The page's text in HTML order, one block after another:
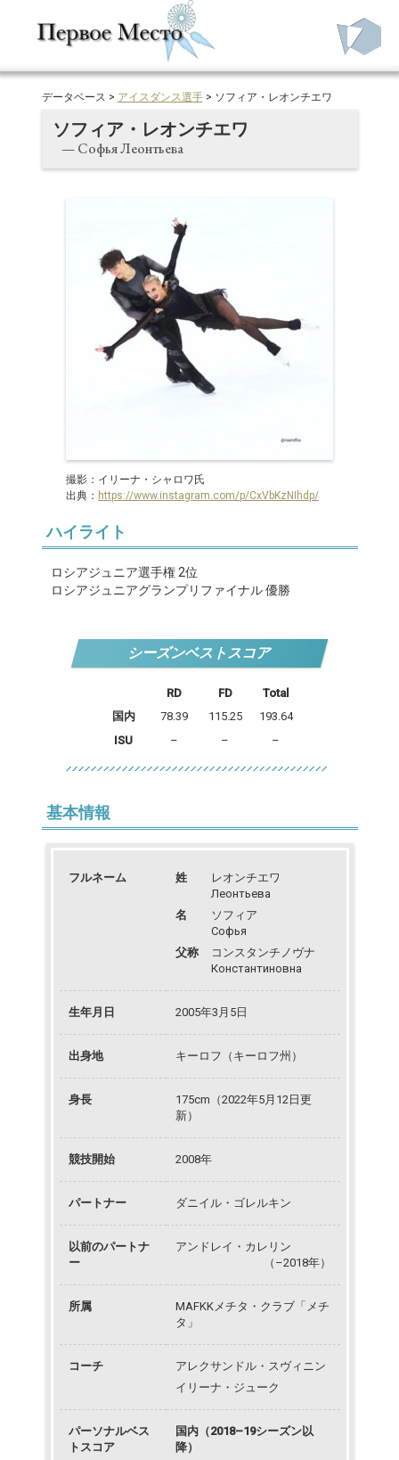
データベース > アイスダンス選手> ソフィア・レオンチエワ
ソフィア・レオンチエワ
— Софья Леонтьева
撮影：イリーナ・シャロワ氏
出典： https://www.instagram.com/p/CxVbKzNIhdp/
ハイライト
ロシアジュニア選手権 2位
ロシアジュニアグランプリファイナル 優勝
シーズンベストスコア
RD FD
Total
国内
78.39 115.25
193.64
ISU
– – –
基本情報
フルネーム 姓
レオンチエワ
Леонтьева
名
ソフィア
Софья
父称
コンスタンチノヴナ
Константиновна
生年月日 2005年3月5日
出身地 キーロフ（キーロフ州）
身長
175cm（2022年5月12日更
新）
競技開始 2008年
パートナー ダニイル・ゴレルキン
以前のパートナ
ー
アンドレイ・カレリン
（–2018年）
所属
MAFKKメチタ・クラブ「メチ
タ」
コーチ
アレクサンドル・スヴィニン
イリーナ・ジューク
パーソナルベス
トスコア
国内（2018–19シーズン以
降）